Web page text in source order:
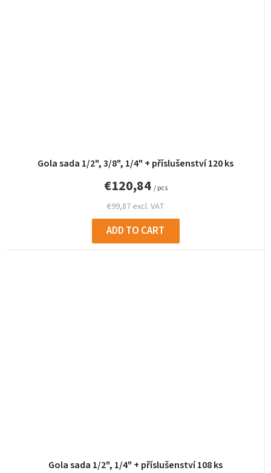
Gola sada 1/2", 3/8", 1/4" + příslušenství 120 ks
€99,87 excl. VAT
€120,84 / pcs
ADD TO CART
Gola sada 1/2", 1/4" + příslušenství 108 ks